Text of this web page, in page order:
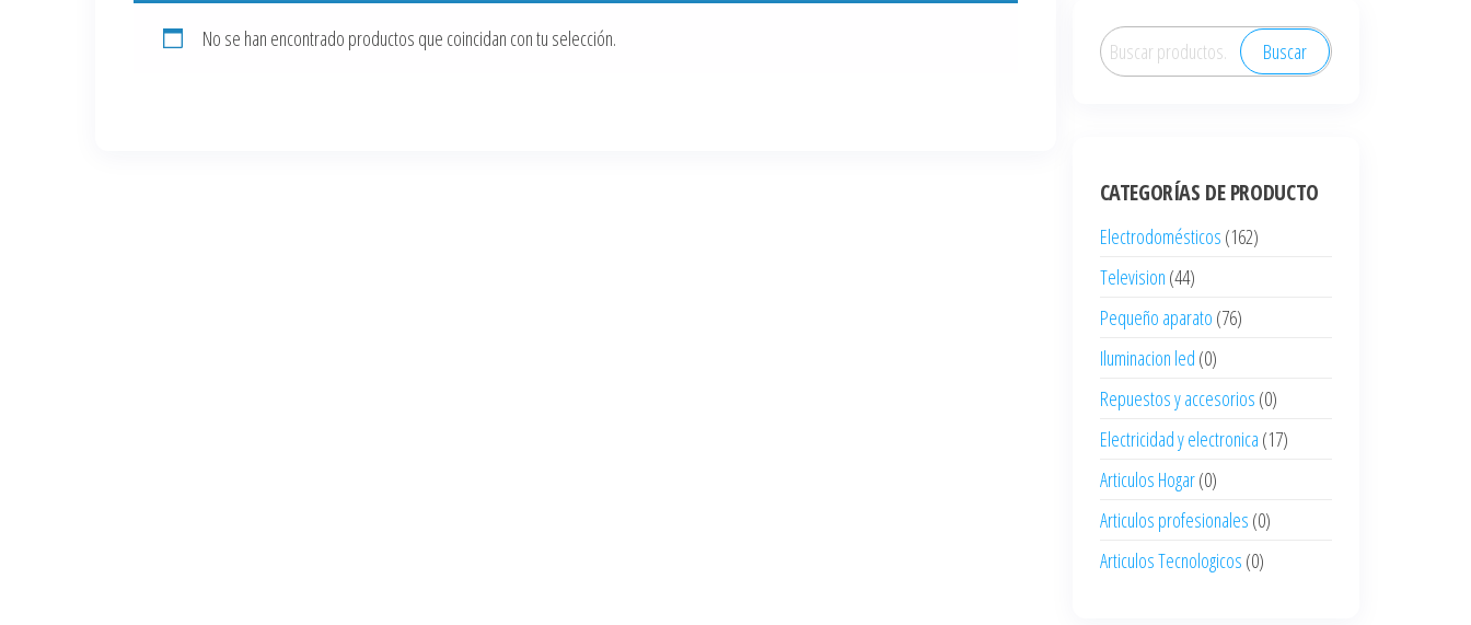
No se han encontrado productos que coincidan con tu selección.
Buscar
por:
Buscar
CATEGORÍAS DE PRODUCTO
Electrodomésticos (162)
Television (44)
Pequeño aparato (76)
Iluminacion led (0)
Repuestos y accesorios (0)
Electricidad y electronica (17)
Articulos Hogar(0)
Articulos profesionales (0)
Articulos Tecnologicos (0)